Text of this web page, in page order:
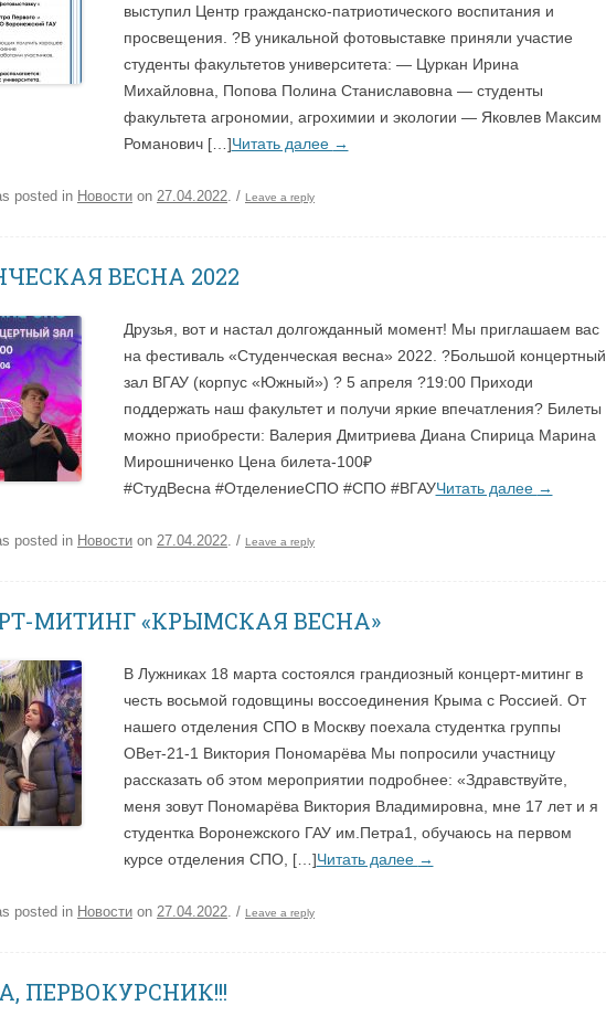
выступил Центр гражданско-патриотического воспитания и
просвещения. ?В уникальной фотовыставке приняли участие
студенты факультетов университета: — Цуркан Ирина
Михайловна, Попова Полина Станиславовна — студенты
факультета агрономии, агрохимии и экологии — Яковлев Максим
Романович […]Читать далее →
posted in Новости on 27.04.2022 / Leave a reply
ВЕСНА 2022
Друзья, вот и настал долгожданный момент! Мы приглашаем вас
на фестиваль «Студенческая весна» 2022. ?Большой концертный
зал ВГАУ (корпус «Южный») ? 5 апреля ?19:00 Приходи
поддержать наш факультет и получи яркие впечатления? Билеты
можно приобрести: Валерия Дмитриева Диана Спирица Марина
Мирошниченко Цена билета-100₽
#СтудВесна #ОтделениеСПО #СПО #ВГАУЧитать далее →
posted in Новости on 27.04.2022 / Leave a reply
МИТИНГ «КРЫМСКАЯ ВЕСНА»
В Лужниках 18 марта состоялся грандиозный концерт-митинг в
честь восьмой годовщины воссоединения Крыма с Россией. От
нашего отделения СПО в Москву поехала студентка группы
ОВет-21-1 Виктория Пономарёва Мы попросили участницу
рассказать об этом мероприятии подробнее: «Здравствуйте,
меня зовут Пономарёва Виктория Владимировна, мне 17 лет и я
студентка Воронежского ГАУ им.Петра1, обучаюсь на первом
курсе отделения СПО, […]Читать далее →
posted in Новости on 27.04.2022 / Leave a reply
ПЕРВОКУРСНИК!!!